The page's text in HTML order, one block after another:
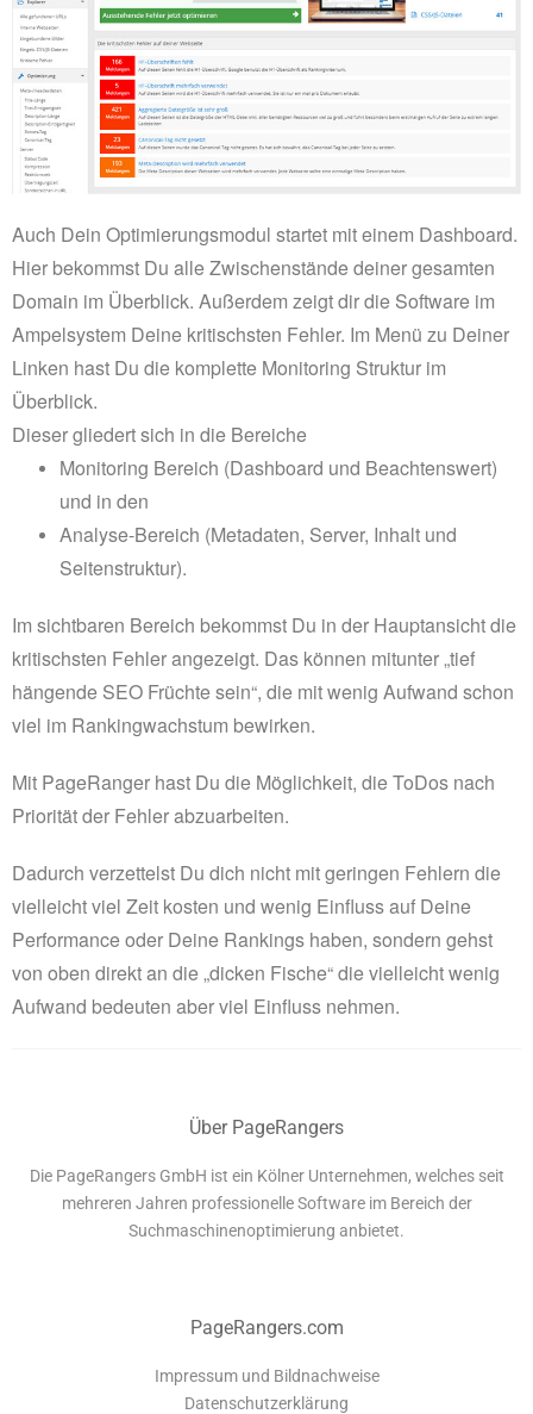
Auch Dein Optimierungsmodul startet mit einem Dashboard.
Hier bekommst Du alle Zwischenstände deiner gesamten
Domain im Überblick. Außerdem zeigt dir die Software im
Ampelsystem Deine kritischsten Fehler. Im Menü zu Deiner
Linken hast Du die komplette Monitoring Struktur im
Überblick.
Dieser gliedert sich in die Bereiche
Monitoring Bereich (Dashboard und Beachtenswert)
und in den
Analyse-Bereich (Metadaten, Server, Inhalt und
Seitenstruktur).
Im sichtbaren Bereich bekommst Du in der Hauptansicht die
kritischsten Fehler angezeigt. Das können mitunter „tief
hängende SEO Früchte sein“, die mit wenig Aufwand schon
viel im Rankingwachstum bewirken.
Mit PageRanger hast Du die Möglichkeit, die ToDos nach
Priorität der Fehler abzuarbeiten.
Dadurch verzettelst Du dich nicht mit geringen Fehlern die
vielleicht viel Zeit kosten und wenig Einfluss auf Deine
Performance oder Deine Rankings haben, sondern gehst
von oben direkt an die „dicken Fische“ die vielleicht wenig
Aufwand bedeuten aber viel Einfluss nehmen.
Über PageRangers
Die PageRangers GmbH ist ein Kölner Unternehmen, welches seit
mehreren Jahren professionelle Software im Bereich der
Suchmaschinenoptimierung anbietet.
PageRangers.com
Impressum und Bildnachweise
Datenschutzerklärung